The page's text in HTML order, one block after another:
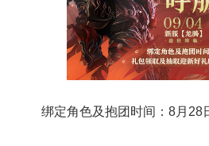
绑定角色及抱团时间：8月28